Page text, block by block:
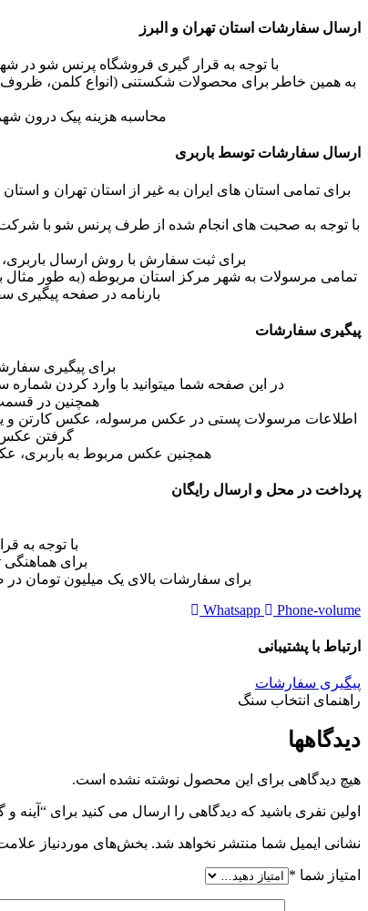
ارسال سفارشات استان تهران و البرز
با توجه به قرار گیری فروشگاه پرنس شو در شهر جدید اندیشه(30 کیلومتری شهر تهران) لذا ارسال سفارشات فقط از دو طریق پست
به همین خاطر برای محصولات شکستنی (انواع کلمن،
محاسبه هزینه پیک درون شهری بر اساس نرخ نامه 1400 اسنپ و بر اساس
ارسال سفارشات توسط باربری
برای تمامی استان های ایران به غیر از استان تهران و
با توجه به صحبت های انجام شده از طرف پرنس شو با
برای ثبت سفارش با روش ارسال
تمامی مرسولات به شهر مرکز استان مربوطه (به طور مثال
بارنامه در صفحه پیگیری
پیگیری سفارشات
برای پیگیری
در این صفحه شما میتوانید با وارد کردن
همچنین در
اطلاعات مرسولات پستی در عکس مرسوله، عکس کارتن و یا
گرفتن عکس
همچنین عکس مربوط به باربری، عکس
پرداخت در محل و ارسال رایگان
با توجه به
برای
برای سفارشات بالای یک میلیون تومان در
Whatsapp Phone-volume
ارتباط با پشتیبانی
پیگیری سفارشات
راهنمای انتخاب سنگ
دیدگاهها
هیچ دیدگاهی برای این محصول نوشته نشده است.
اولین نفری باشید که دیدگاهی را ارسال می کنید برای “آینه
نشانی ایمیل شما منتشر نخواهد شد. بخش‌های موردنیاز
امتیاز شما *